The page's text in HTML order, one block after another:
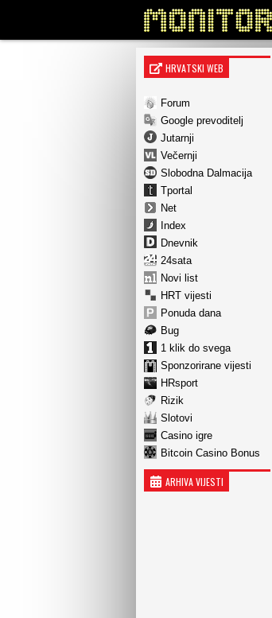
HRVATSKI WEB
Forum
Google prevoditelj
Jutarnji
Večernji
Slobodna Dalmacija
Tportal
Net
Index
Dnevnik
24sata
Novi list
HRT vijesti
Ponuda dana
Bug
1 klik do svega
Sponzorirane vijesti
HRsport
Rizik
Slotovi
Casino igre
Bitcoin Casino Bonus
ARHIVA VIJESTI